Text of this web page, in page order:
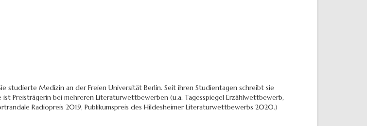
studierte Medizin an der Freien Universität Berlin. Seit ihren Studientagen schreibt sie
Preisträgerin bei mehreren Literaturwettbewerben (u.a. Tagesspiegel Erzählwettbewerb,
Radiopreis 2019, Publikumspreis des Hildesheimer Literaturwettbewerbs 2020.)